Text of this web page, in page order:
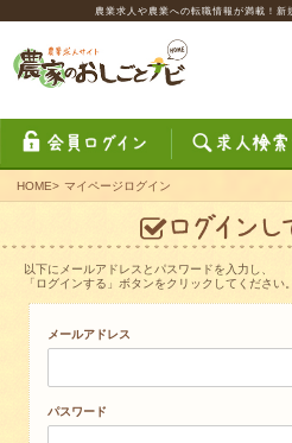
農業求人や農業への転職情報が満載！新
HOME> マイページログイン
以下にメールアドレスとパスワードを入力し、
「ログインする」ボタンをクリックしてください。
メールアドレス
パスワード